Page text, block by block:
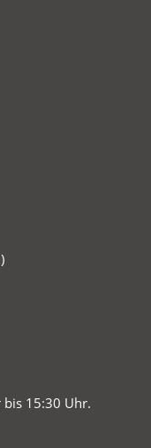
)
bis 15:30 Uhr.